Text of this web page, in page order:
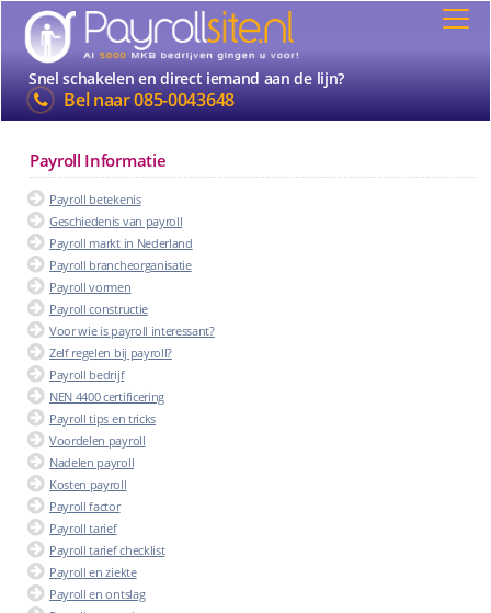
Snel schakelen en direct iemand aan de lijn?
Bel naar085-0043648
Payroll Informatie
Payroll betekenis
Geschiedenis van payroll
Payroll markt in Nederland
Payroll brancheorganisatie
Payroll vormen
Payroll constructie
Voor wie is payroll interessant?
Zelf regelen bij payroll?
Payroll bedrijf
NEN 4400 certificering
Payroll tips en tricks
Voordelen payroll
Nadelen payroll
Kosten payroll
Payroll factor
Payroll tarief
Payroll tarief checklist
Payroll en ziekte
Payroll en ontslag